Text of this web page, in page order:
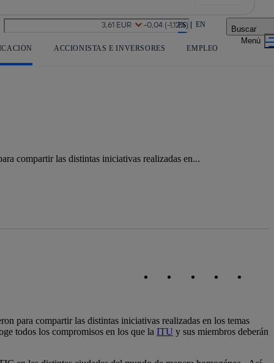
La acción en accionistas e inversores ES EN Buscar
ACCIONISTAS E INVERSORES EMPLEO
compartir las distintas iniciativas realizadas en...
para compartir las distintas iniciativas realizadas en los temas
todos los compromisos en los que la ITU y sus miembros deberán